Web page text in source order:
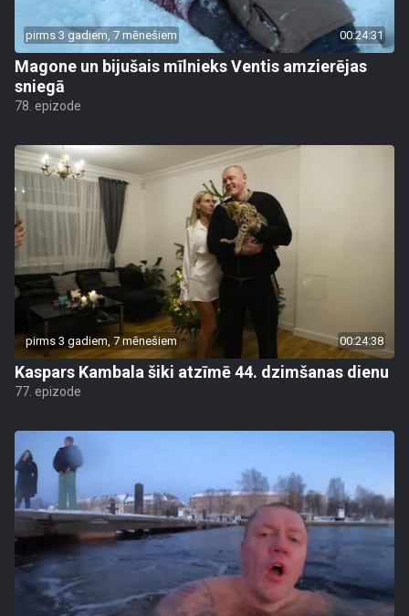
pirms 3 gadiem, 7 mēnešiem 00:24:31
Magone un bijušais mīlnieks Ventis amzierējas
sniegā
78. epizode
pirms 3 gadiem, 7 mēnešiem 00:24:38
Kaspars Kambala šiki atzīmē 44. dzimšanas dienu
77. epizode